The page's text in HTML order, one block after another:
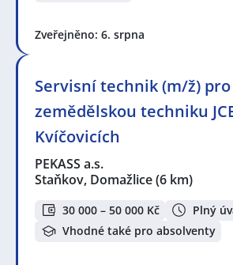
Zveřejněno: 6. srpna
Servisní technik (m/ž) pro
zemědělskou techniku
Kvíčovicích
PEKASS a.s.
Staňkov, Domažlice(6 km)
30 000 – 50 000 Kč
Plný
Vhodné také pro absolventy